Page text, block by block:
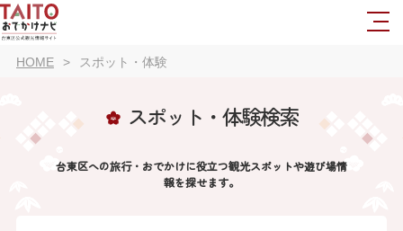
HOME スポット・体験
スポット・体験検索
台東区への旅行・おでかけに役立つ観光スポットや遊び場情
報を探せます。